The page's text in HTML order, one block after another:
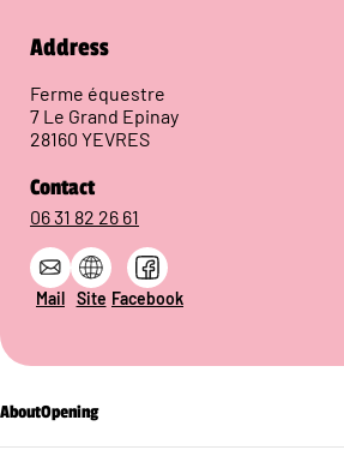
Address
Ferme équestre
7 Le Grand Epinay
28160 YEVRES
Contact
06 31 82 26 61
Mail Site Facebook
AboutOpening